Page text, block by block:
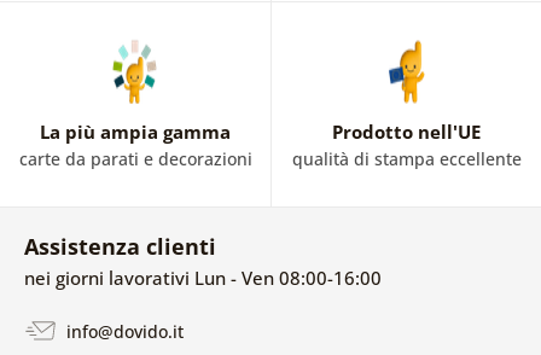
La più ampia gamma
carte da parati e decorazioni
Prodotto nell'UE
qualità di stampa eccellente
Assistenza clienti
nei giorni lavorativi Lun - Ven 08:00-16:00
info@dovido.it